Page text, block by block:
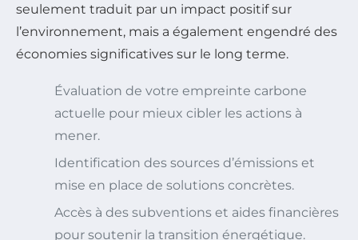
seulement traduit par un impact positif sur
l’environnement, mais a également engendré des
économies significatives sur le long terme.
Évaluation de votre empreinte carbone
actuelle pour mieux cibler les actions à
mener.
Identification des sources d’émissions et
mise en place de solutions concrètes.
Accès à des subventions et aides financières
pour soutenir la transition énergétique.